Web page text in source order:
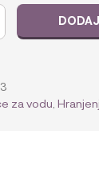
za vodu